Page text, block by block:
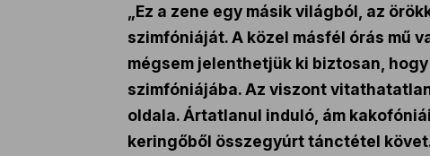
„Ez a zene egy másik világból, az
szimfóniáját. A közel másfél órás mű
mégsem jelenthetjük ki biztosan,
szimfóniájába. Az viszont
oldala. Ártatlanul induló, ám
keringőből összegyúrt tánctétel